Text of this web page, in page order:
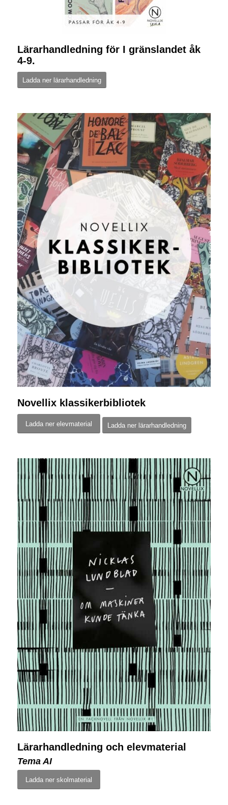
Lärarhandledning för I gränslandet åk
4-9.
Ladda ner lärarhandledning
Novellix klassikerbibliotek
Ladda ner elevmaterial Ladda ner lärarhandledning
Lärarhandledning och elevmaterial
Tema AI
Ladda ner skolmaterial